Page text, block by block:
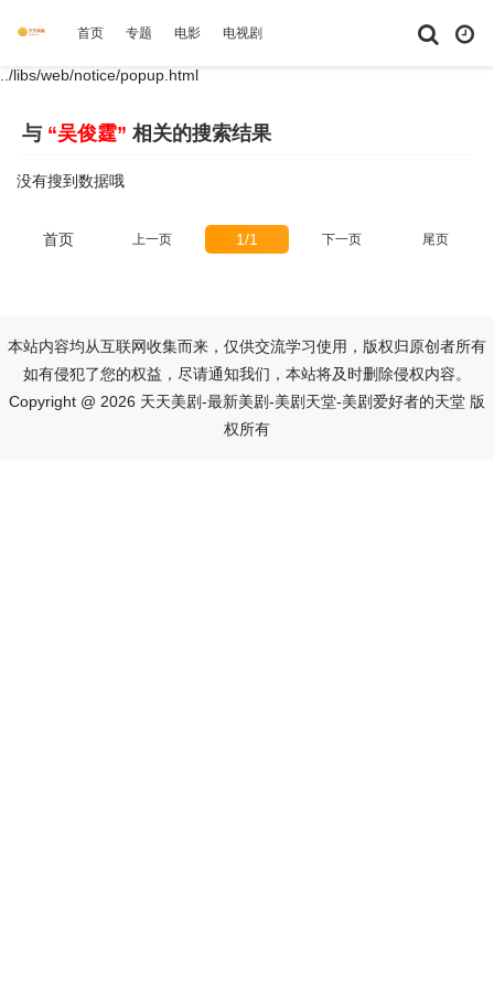
首页 专题 电影 电视剧 短剧大全 体育
../libs/web/notice/popup.html
与 “吴俊霆” 相关的搜索结果
没有搜到数据哦
首页 上一页 1/1 下一页 尾页
本站内容均从互联网收集而来，仅供交流学习使用，版权归原创者所有
如有侵犯了您的权益，尽请通知我们，本站将及时删除侵权内容。
Copyright @ 2026 天天美剧-最新美剧-美剧天堂-美剧爱好者的天堂 版
权所有